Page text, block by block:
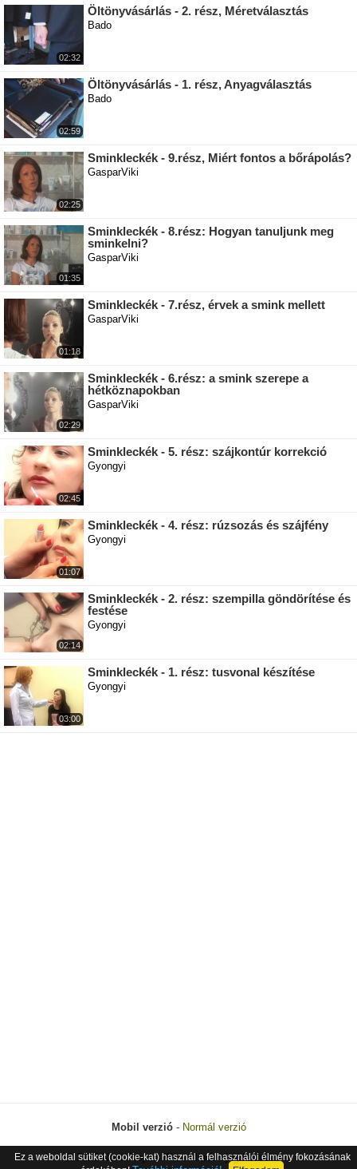
02:32
Öltönyvásárlás - 2. rész, Méretválasztás
Bado
02:59
Öltönyvásárlás - 1. rész, Anyagválasztás
Bado
02:25
Sminkleckék - 9.rész, Miért fontos a bőrápolás?
GasparViki
01:35
Sminkleckék - 8.rész: Hogyan tanuljunk meg
sminkelni?
GasparViki
01:18
Sminkleckék - 7.rész, érvek a smink mellett
GasparViki
02:29
Sminkleckék - 6.rész: a smink szerepe a
hétköznapokban
GasparViki
02:45
Sminkleckék - 5. rész: szájkontúr korrekció
Gyongyi
01:07
Sminkleckék - 4. rész: rúzsozás és szájfény
Gyongyi
02:14
Sminkleckék - 2. rész: szempilla göndörítése és
festése
Gyongyi
03:00
Sminkleckék - 1. rész: tusvonal készítése
Gyongyi
Mobil verzió- Normál verzió
© 2026 Next Project Kft. - Minden jog fenntartva.
Ez a weboldal sütiket (cookie-kat) használ a felhasználói élmény fokozásának